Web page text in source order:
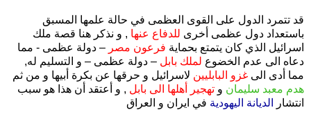
قد تتمرد الدول على القوى العظمى في حالة علمها المسبق
باستعداد دول عظمى أخرى للدفاع عنها , و نذكر هنا قصة ملك
اسرائيل الذي كان يتمتع بحماية فرعون مصر – دولة عظمى - مما
دعاه الى عدم الخضوع لملك بابل – دولة عظمى – و التسليم له,
مما أدى الى غزو البابليين لاسرائيل و حرقها عن بكرة أبيها و من ثم
هدم معبد سليمان و تهجير أهلها الى بابل , و أعتقد أن هذا هو سبب
انتشار
الديانة اليهودية في ايران و العراق